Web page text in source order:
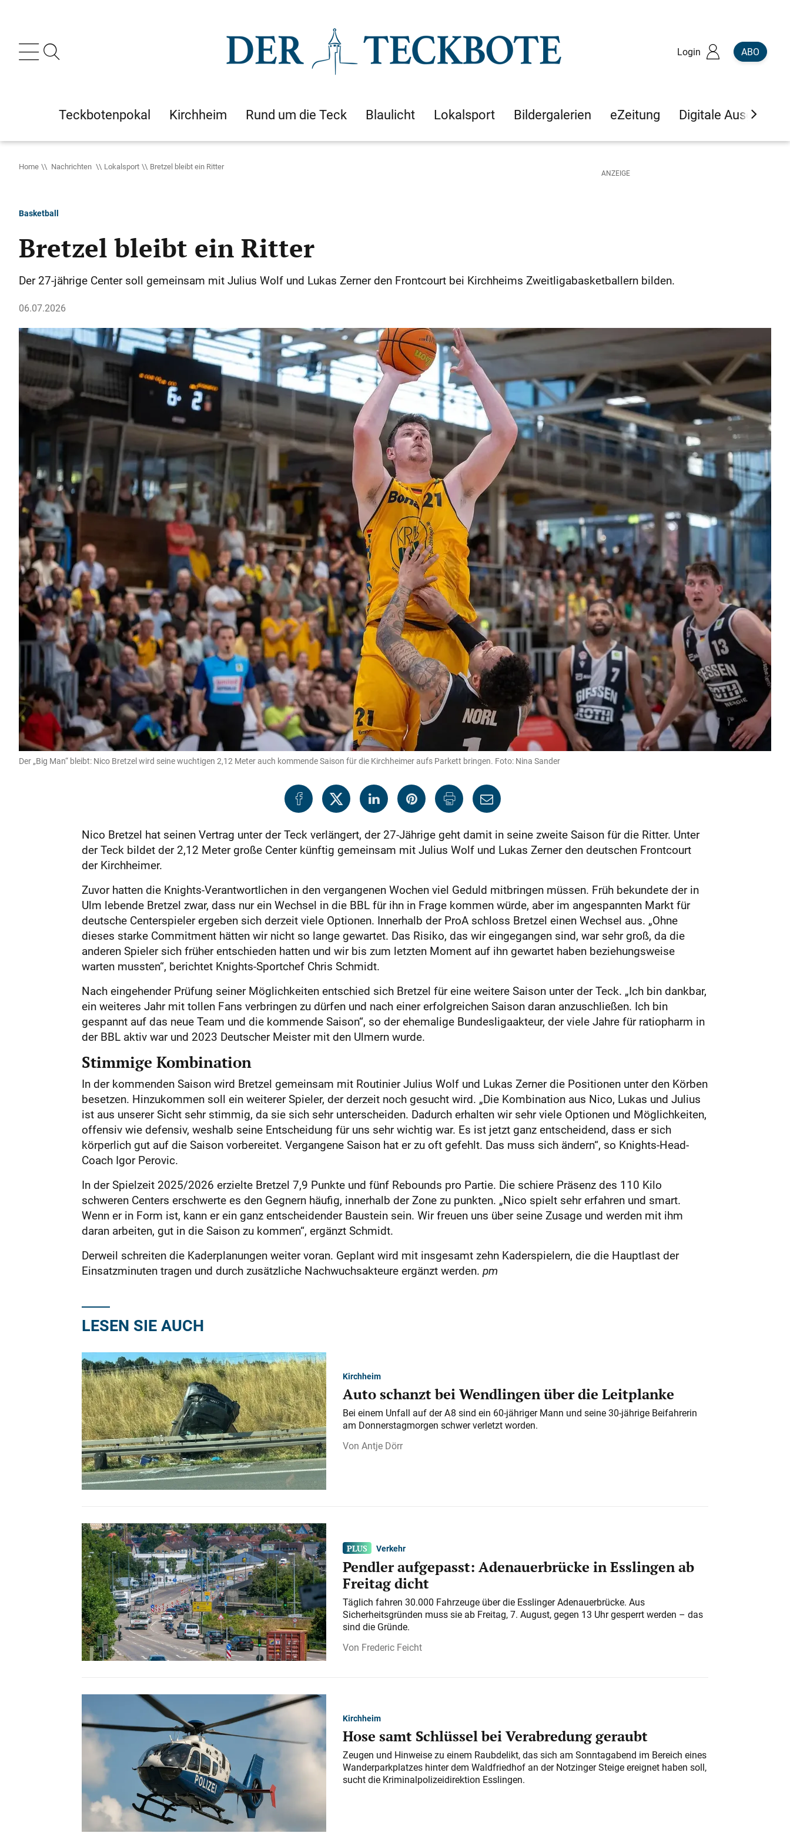
Login ABO
Teckbotenpokal Kirchheim Rund um die Teck Blaulicht Lokalsport Bildergalerien eZeitung Digitale Ausgaben
Home Nachrichten Lokalsport Bretzel bleibt ein Ritter
Basketball
Bretzel bleibt ein Ritter
Der 27-jährige Center soll gemeinsam mit Julius Wolf und Lukas Zerner den Frontcourt bei Kirchheims Zweitligabasketballern bilden.
06.07.2026
Der „Big Man“ bleibt: Nico Bretzel wird seine wuchtigen 2,12 Meter auch kommende Saison für die Kirchheimer aufs Parkett bringen. Foto: Nina Sander
Nico Bretzel hat seinen Vertrag unter der Teck verlängert, der 27-Jährige geht damit in seine zweite Saison für die Ritter. Unter
der Teck bildet der 2,12 Meter große Center künftig gemeinsam mit Julius Wolf und Lukas Zerner den deutschen Frontcourt
der Kirchheimer.
Zuvor hatten die Knights-Verantwortlichen in den vergangenen Wochen viel Geduld mitbringen müssen. Früh bekundete der in
Ulm lebende Bretzel zwar, dass nur ein Wechsel in die BBL für ihn in Frage kommen würde, aber im angespannten Markt für
deutsche Centerspieler ergeben sich derzeit viele Optionen. Innerhalb der ProA schloss Bretzel einen Wechsel aus. „Ohne
dieses starke Commitment hätten wir nicht so lange gewartet. Das Risiko, das wir eingegangen sind, war sehr groß, da die
anderen Spieler sich früher entschieden hatten und wir bis zum letzten Moment auf ihn gewartet haben beziehungsweise
warten mussten“, berichtet Knights-Sportchef Chris Schmidt.
Nach eingehender Prüfung seiner Möglichkeiten entschied sich Bretzel für eine weitere Saison unter der Teck. „Ich bin dankbar,
ein weiteres Jahr mit tollen Fans verbringen zu dürfen und nach einer erfolgreichen Saison daran anzuschließen. Ich bin
gespannt auf das neue Team und die kommende Saison“, so der ehemalige Bundesligaakteur, der viele Jahre für ratiopharm in
der BBL aktiv war und 2023 Deutscher Meister mit den Ulmern wurde.
Stimmige Kombination
In der kommenden Saison wird Bretzel gemeinsam mit Routinier Julius Wolf und Lukas Zerner die Positionen unter den Körben
besetzen. Hinzukommen soll ein weiterer Spieler, der derzeit noch gesucht wird. „Die Kombination aus Nico, Lukas und Julius
ist aus unserer Sicht sehr stimmig, da sie sich sehr unterscheiden. Dadurch erhalten wir sehr viele Optionen und Möglichkeiten,
offensiv wie defensiv, weshalb seine Entscheidung für uns sehr wichtig war. Es ist jetzt ganz entscheidend, dass er sich
körperlich gut auf die Saison vorbereitet. Vergangene Saison hat er zu oft gefehlt. Das muss sich ändern“, so Knights-Head-
Coach Igor Perovic.
In der Spielzeit 2025/2026 erzielte Bretzel 7,9 Punkte und fünf Rebounds pro Partie. Die schiere Präsenz des 110 Kilo
schweren Centers erschwerte es den Gegnern häufig, innerhalb der Zone zu punkten. „Nico spielt sehr erfahren und smart.
Wenn er in Form ist, kann er ein ganz entscheidender Baustein sein. Wir freuen uns über seine Zusage und werden mit ihm
daran arbeiten, gut in die Saison zu kommen“, ergänzt Schmidt.
Derweil schreiten die Kaderplanungen weiter voran. Geplant wird mit insgesamt zehn Kaderspielern, die die Hauptlast der
Einsatzminuten tragen und durch zusätzliche Nachwuchsakteure ergänzt werden. pm
LESEN SIE AUCH
Kirchheim
Auto schanzt bei Wendlingen über die Leitplanke
Bei einem Unfall auf der A 8 sind ein 60-jähriger Mann und seine 30-jährige Beifahrerin
am Donnerstagmorgen schwer verletzt worden.
Antje Dörr
Verkehr
Pendler aufgepasst: Adenauerbrücke in Esslingen ab
Freitag dicht
Täglich fahren 30.000 Fahrzeuge über die Esslinger Adenauerbrücke. Aus
Sicherheitsgründen muss sie ab Freitag, 7. August, gegen 13 Uhr gesperrt werden – das
sind die Gründe.
Frederic Feicht
Kirchheim
Hose samt Schlüssel bei Verabredung geraubt
Zeugen und Hinweise zu einem Raubdelikt, das sich am Sonntagabend im Bereich eines
Wanderparkplatzes hinter dem Waldfriedhof an der Notzinger Steige ereignet haben soll,
sucht die Kriminalpolizeidirektion Esslingen.